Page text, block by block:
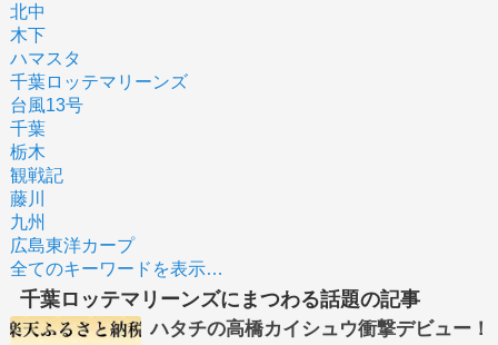
北中
木下
ハマスタ
千葉ロッテマリーンズ
台風13号
千葉
栃木
観戦記
藤川
九州
広島東洋カープ
全てのキーワードを表示…
千葉ロッテマリーンズにまつわる話題の記事
ハタチの高橋カイシュウ衝撃デビュー！